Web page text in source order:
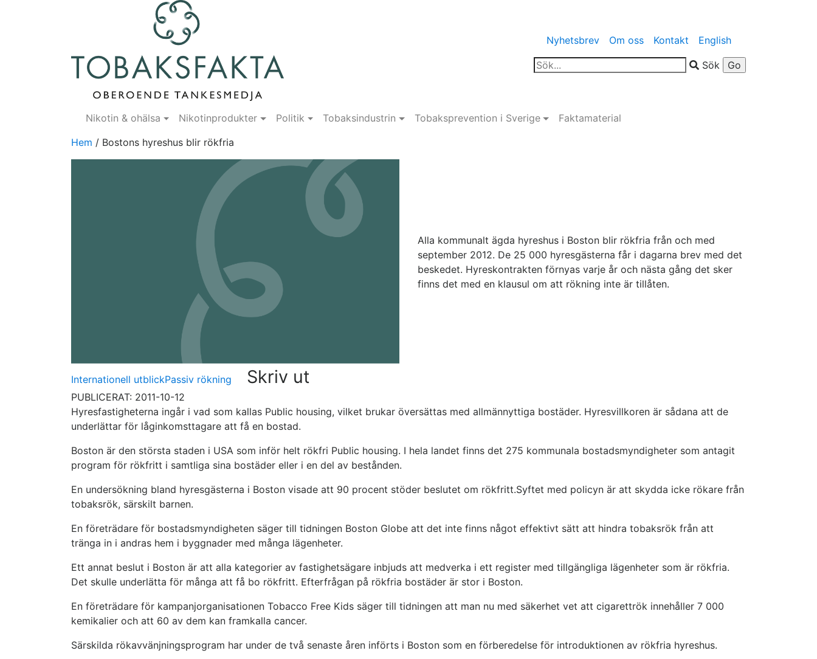
Nyhetsbrev Om oss Kontakt English
Sök
Nikotin & ohälsa Nikotinprodukter Politik Tobaksindustrin Tobaksprevention i Sverige
Faktamaterial
Hem / Bostons hyreshus blir rökfria
Alla kommunalt ägda hyreshus i Boston blir rökfria från och med
september 2012. De 25 000 hyresgästerna får i dagarna brev med det
beskedet. Hyreskontrakten förnyas varje år och nästa gång det sker
finns det med en klausul om att rökning inte är tillåten.
Internationell utblickPassiv rökning Skriv ut
PUBLICERAT: 2011-10-12
Hyresfastigheterna ingår i vad som kallas Public housing, vilket brukar översättas med allmännyttiga bostäder. Hyresvillkoren är sådana att de
underlättar för låginkomsttagare att få en bostad.
Boston är den största staden i USA som inför helt rökfri Public housing. I hela landet finns det 275 kommunala bostadsmyndigheter som antagit
program för rökfritt i samtliga sina bostäder eller i en del av bestånden.
En undersökning bland hyresgästerna i Boston visade att 90 procent stöder beslutet om rökfritt.Syftet med policyn är att skydda icke rökare från
tobaksrök, särskilt barnen.
En företrädare för bostadsmyndigheten säger till tidningen Boston Globe att det inte finns något effektivt sätt att hindra tobaksrök från att
tränga in i andras hem i byggnader med många lägenheter.
Ett annat beslut i Boston är att alla kategorier av fastighetsägare inbjuds att medverka i ett register med tillgängliga lägenheter som är rökfria.
Det skulle underlätta för många att få bo rökfritt. Efterfrågan på rökfria bostäder är stor i Boston.
En företrädare för kampanjorganisationen Tobacco Free Kids säger till tidningen att man nu med säkerhet vet att cigarettrök innehåller 7 000
kemikalier och att 60 av dem kan framkalla cancer.
Särskilda rökavvänjningsprogram har under de två senaste åren införts i Boston som en förberedelse för introduktionen av rökfria hyreshus.